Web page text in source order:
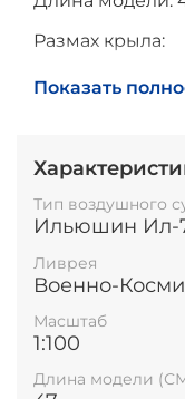
Размах крыла:
Высота модели
Показать
Тип воздушного
Ильюшин Ил-
Ливрея
Военно-
Масштаб
1:100
Длина модели